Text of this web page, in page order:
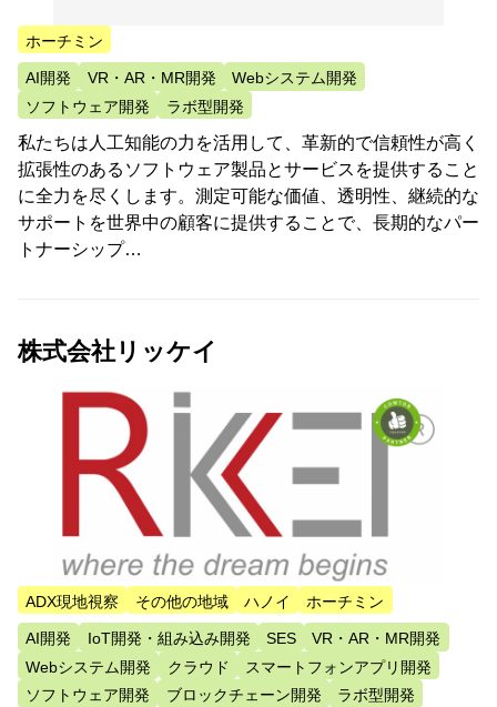
ホーチミン
AI開発 VR・AR・MR開発
Webシステム開発
ソフトウェア開発
ラボ型開発
私たちは人工知能の力を活用して、革新的で信頼性が高く
拡張性のあるソフトウェア製品とサービスを提供すること
に全力を尽くします。測定可能な価値、透明性、継続的な
サポートを世界中の顧客に提供することで、長期的なパー
トナーシップ…
株式会社リッケイ
ADX現地視察 その他の地域 ハノイ ホーチミン
AI開発 IoT開発・組み込み開発 SES
VR・AR・MR開発
Webシステム開発
クラウド
スマートフォンアプリ開発
ソフトウェア開発
ブロックチェーン開発
ラボ型開発